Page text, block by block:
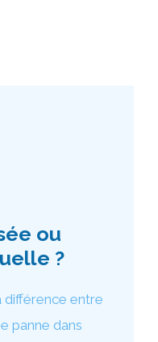
ou
?
différence entre
panne dans